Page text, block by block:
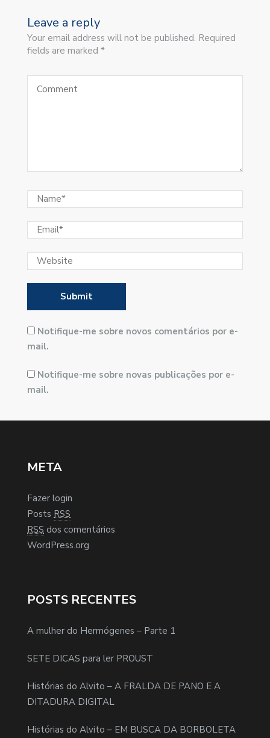
Leave a reply
Your email address will not be published. Required
fields are marked *
Notifique-me sobre novos comentários por e-
mail.
Notifique-me sobre novas publicações por e-
mail.
META
Fazer login
Posts RSS
RSS dos comentários
WordPress.org
POSTS RECENTES
A mulher do Hermógenes – Parte 1
SETE DICAS para ler PROUST
Histórias do Alvito – A FRALDA DE PANO E A
DITADURA DIGITAL
Histórias do Alvito – EM BUSCA DA BORBOLETA